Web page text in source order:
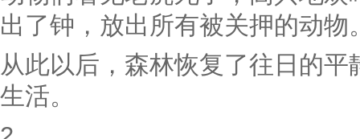
出了钟，放出所有被关押的动物
从此以后，森林恢复了往日的
生活。